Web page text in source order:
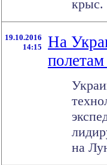
крыс.
19.10.2016
14:15
На
на